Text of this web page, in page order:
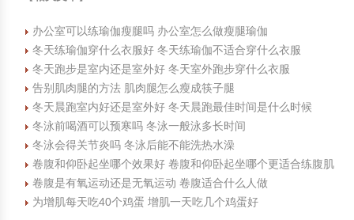
办公室可以练瑜伽瘦腿吗 办公室怎么做瘦腿瑜伽
冬天练瑜伽穿什么衣服好 冬天练瑜伽不适合穿什么衣服
冬天跑步是室内还是室外好 冬天室外跑步穿什么衣服
告别肌肉腿的方法 肌肉腿怎么瘦成筷子腿
冬天晨跑室内好还是室外好 冬天晨跑最佳时间是什么时候
冬泳前喝酒可以预寒吗 冬泳一般泳多长时间
冬泳会得关节炎吗 冬泳后能不能洗热水澡
卷腹和仰卧起坐哪个效果好 卷腹和仰卧起坐哪个更适合练腹肌
卷腹是有氧运动还是无氧运动 卷腹适合什么人做
为增肌每天吃40个鸡蛋 增肌一天吃几个鸡蛋好